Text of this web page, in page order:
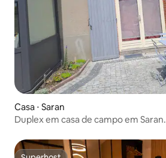
Casa ⋅ Saran
Duplex em casa de campo em Saran.